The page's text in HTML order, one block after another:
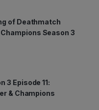
of Deathmatch
Season 3
3 Episode 11:
& Champions